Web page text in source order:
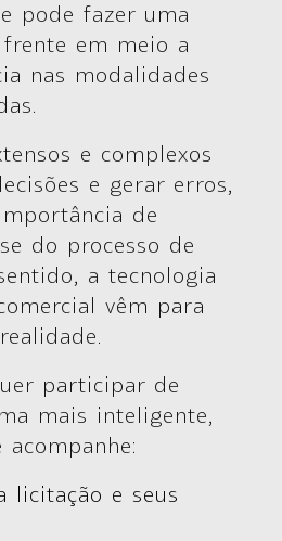
pode fazer uma
em meio a
nas modalidades
e complexos
e gerar erros,
de
do processo de
a tecnologia
vêm para
participar de
mais inteligente,
licitação e seus